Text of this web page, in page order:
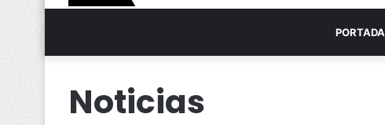
PORTADA
Noticias